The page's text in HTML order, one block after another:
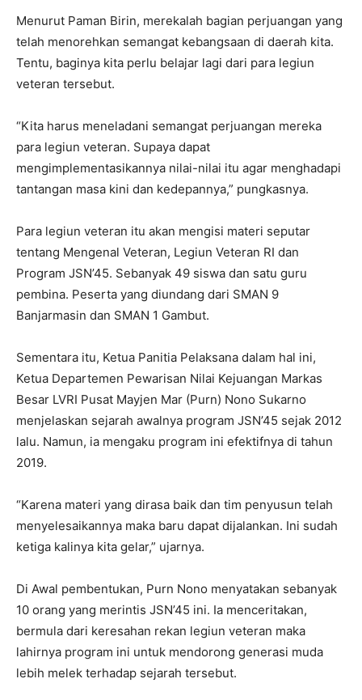
Menurut Paman Birin, merekalah bagian perjuangan yang
telah menorehkan semangat kebangsaan di daerah kita.
Tentu, baginya kita perlu belajar lagi dari para legiun
veteran tersebut.
“Kita harus meneladani semangat perjuangan mereka
para legiun veteran. Supaya dapat
mengimplementasikannya nilai-nilai itu agar menghadapi
tantangan masa kini dan kedepannya,” pungkasnya.
Para legiun veteran itu akan mengisi materi seputar
tentang Mengenal Veteran, Legiun Veteran RI dan
Program JSN’45. Sebanyak 49 siswa dan satu guru
pembina. Peserta yang diundang dari SMAN 9
Banjarmasin dan SMAN 1 Gambut.
Sementara itu, Ketua Panitia Pelaksana dalam hal ini,
Ketua Departemen Pewarisan Nilai Kejuangan Markas
Besar LVRI Pusat Mayjen Mar (Purn) Nono Sukarno
menjelaskan sejarah awalnya program JSN’45 sejak 2012
lalu. Namun, ia mengaku program ini efektifnya di tahun
2019.
“Karena materi yang dirasa baik dan tim penyusun telah
menyelesaikannya maka baru dapat dijalankan. Ini sudah
ketiga kalinya kita gelar,” ujarnya.
Di Awal pembentukan, Purn Nono menyatakan sebanyak
10 orang yang merintis JSN’45 ini. Ia menceritakan,
bermula dari keresahan rekan legiun veteran maka
lahirnya program ini untuk mendorong generasi muda
lebih melek terhadap sejarah tersebut.